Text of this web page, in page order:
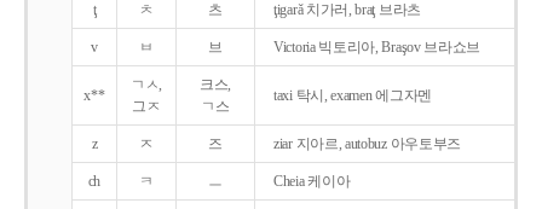
ţ ㅊ 츠 ţigarǎ 치가러, braţ 브라츠
v ㅂ 브 Victoria 빅토리아, Braşov 브라쇼브
x**
ㄱㅅ,
그ㅈ
크스,
ㄱ스
taxi 탁시, examen 에그자멘
z ㅈ 즈 ziar 지아르, autobuz 아우토부즈
ch ㅋ ㅡ Cheia 케이아